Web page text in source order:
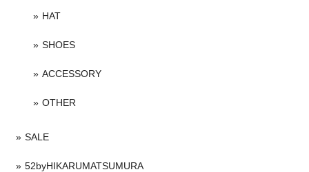
HAT
SHOES
ACCESSORY
OTHER
SALE
52byHIKARUMATSUMURA